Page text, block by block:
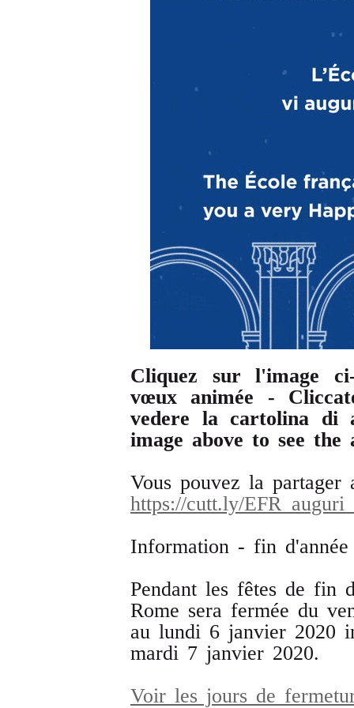
Cliquez sur l'image
vœux animée -
vedere la cartolina di
image above to see
Vous pouvez la
https://cutt.ly/
Information - fin
Pendant les fêtes de fin
Rome sera fermée du
au lundi 6 janvier 2020
mardi 7 janvier 2020.
Voir les jours de